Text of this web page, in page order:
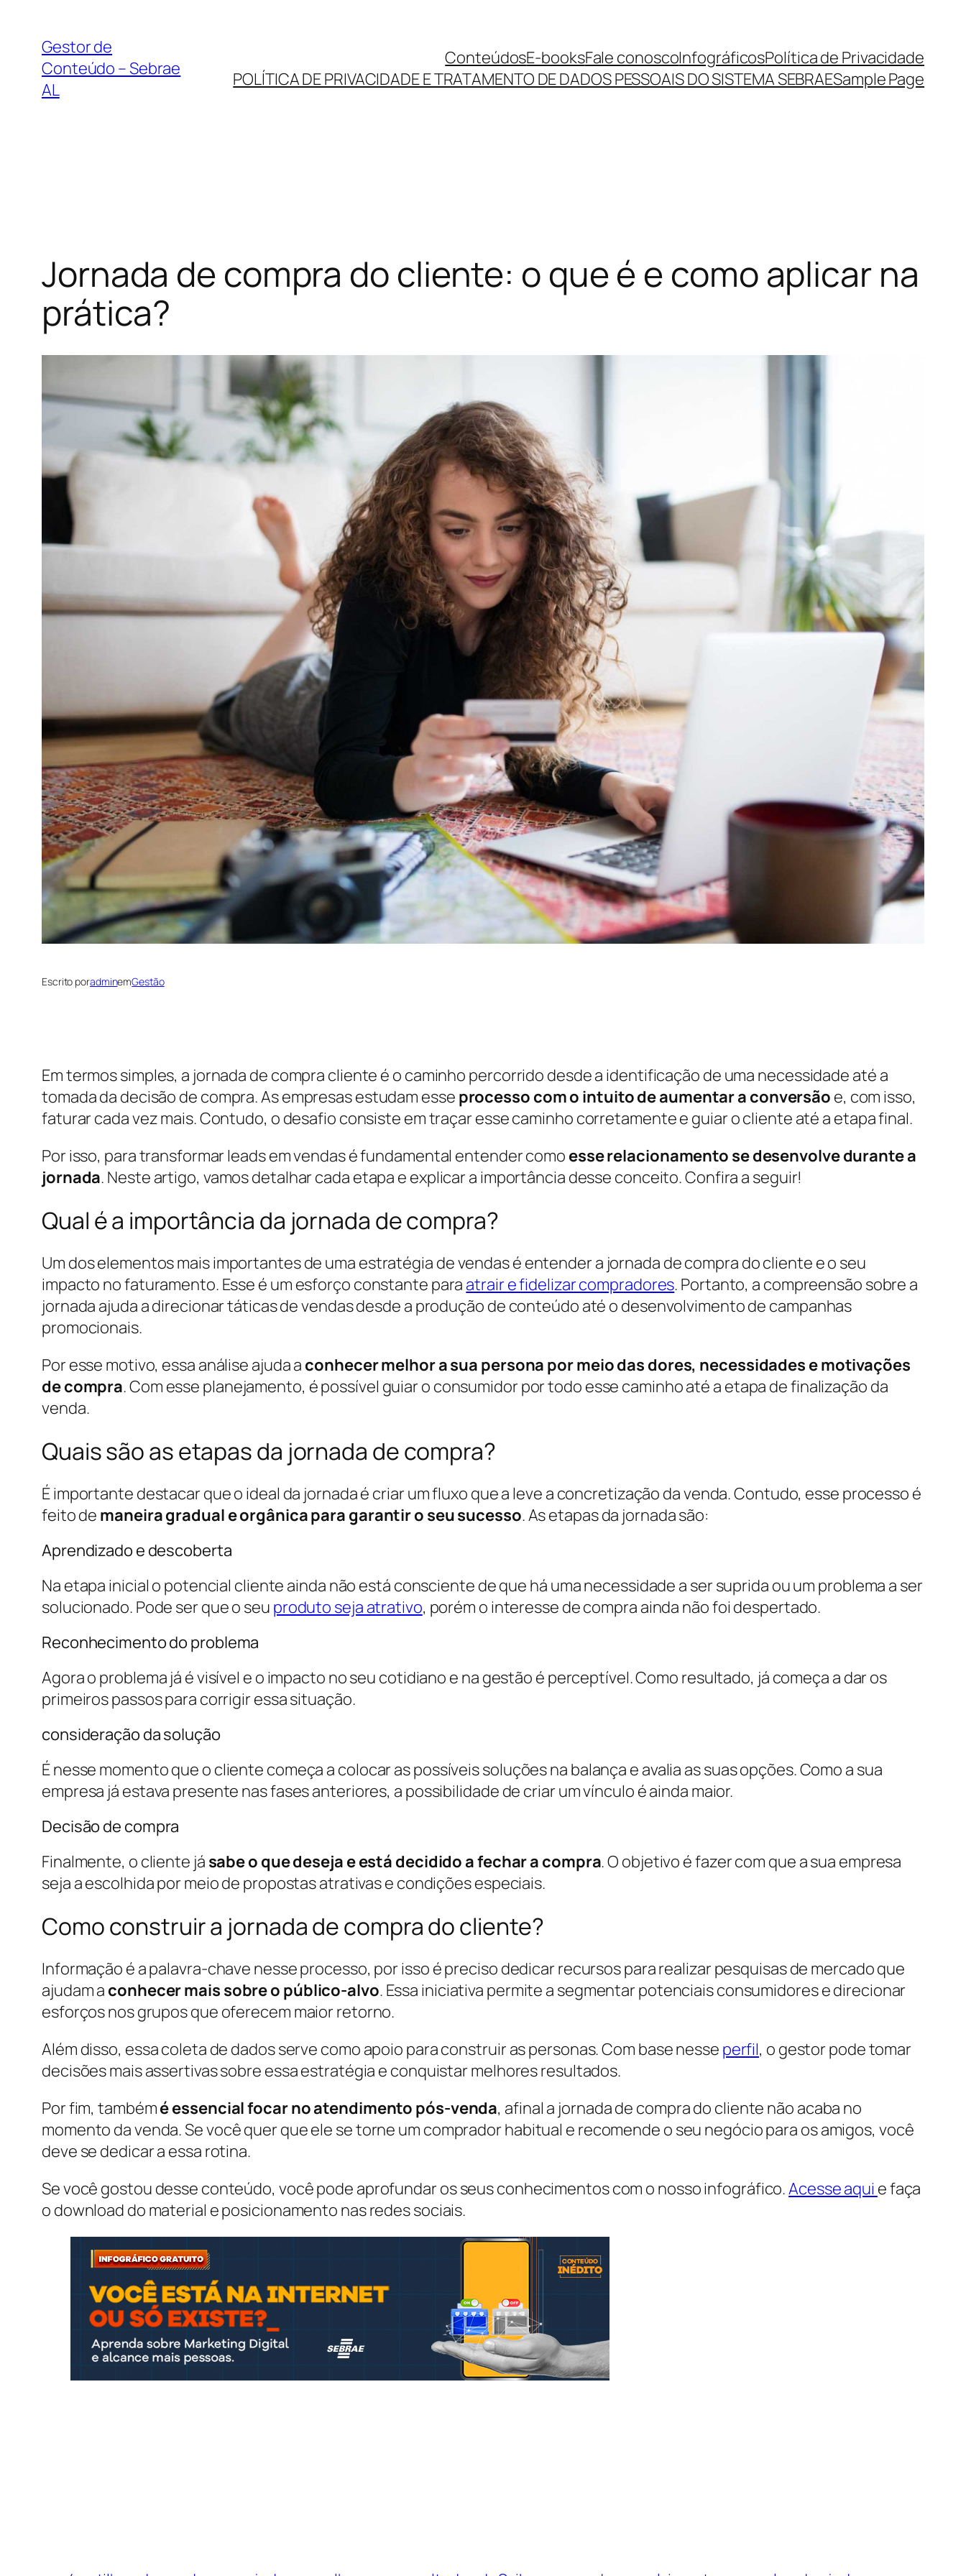
conteúdo
Gestor de
Conteúdo – Sebrae
AL
ConteúdosE-booksFale conoscoInfográficosPolítica de Privacidade
POLÍTICA DE PRIVACIDADE E TRATAMENTO DE DADOS PESSOAIS DO SISTEMA SEBRAESample Page
Jornada de compra do cliente: o que é e como aplicar na
prática?
Escrito poradminemGestão
Em termos simples, a jornada de compra cliente é o caminho percorrido desde a identificação de uma necessidade até a
tomada da decisão de compra. As empresas estudam esse processo com o intuito de aumentar a conversão e, com isso,
faturar cada vez mais. Contudo, o desafio consiste em traçar esse caminho corretamente e guiar o cliente até a etapa final.
Por isso, para transformar leads em vendas é fundamental entender como esse relacionamento se desenvolve durante a
jornada. Neste artigo, vamos detalhar cada etapa e explicar a importância desse conceito. Confira a seguir!
Qual é a importância da jornada de compra?
Um dos elementos mais importantes de uma estratégia de vendas é entender a jornada de compra do cliente e o seu
impacto no faturamento. Esse é um esforço constante para atrair e fidelizar compradores. Portanto, a compreensão sobre a
jornada ajuda a direcionar táticas de vendas desde a produção de conteúdo até o desenvolvimento de campanhas
promocionais.
Por esse motivo, essa análise ajuda a conhecer melhor a sua persona por meio das dores, necessidades e motivações
de compra. Com esse planejamento, é possível guiar o consumidor por todo esse caminho até a etapa de finalização da
venda.
Quais são as etapas da jornada de compra?
É importante destacar que o ideal da jornada é criar um fluxo que a leve a concretização da venda. Contudo, esse processo é
feito de maneira gradual e orgânica para garantir o seu sucesso. As etapas da jornada são:
Aprendizado e descoberta
Na etapa inicial o potencial cliente ainda não está consciente de que há uma necessidade a ser suprida ou um problema a ser
solucionado. Pode ser que o seu produto seja atrativo, porém o interesse de compra ainda não foi despertado.
Reconhecimento do problema
Agora o problema já é visível e o impacto no seu cotidiano e na gestão é perceptível. Como resultado, já começa a dar os
primeiros passos para corrigir essa situação.
consideração da solução
É nesse momento que o cliente começa a colocar as possíveis soluções na balança e avalia as suas opções. Como a sua
empresa já estava presente nas fases anteriores, a possibilidade de criar um vínculo é ainda maior.
Decisão de compra
Finalmente, o cliente já sabe o que deseja e está decidido a fechar a compra. O objetivo é fazer com que a sua empresa
seja a escolhida por meio de propostas atrativas e condições especiais.
Como construir a jornada de compra do cliente?
Informação é a palavra-chave nesse processo, por isso é preciso dedicar recursos para realizar pesquisas de mercado que
ajudam a conhecer mais sobre o público-alvo. Essa iniciativa permite a segmentar potenciais consumidores e direcionar
esforços nos grupos que oferecem maior retorno.
Além disso, essa coleta de dados serve como apoio para construir as personas. Com base nesse perfil, o gestor pode tomar
decisões mais assertivas sobre essa estratégia e conquistar melhores resultados.
Por fim, tambémé essencial focar no atendimento pós-venda, afinal a jornada de compra do cliente não acaba no
momento da venda. Se você quer que ele se torne um comprador habitual e recomende o seu negócio para os amigos, você
deve se dedicar a essa rotina.
Se você gostou desse conteúdo, você pode aprofundar os seus conhecimentos com o nosso infográfico.Acesse aqui e faça
o download do material e posicionamento nas redes sociais.